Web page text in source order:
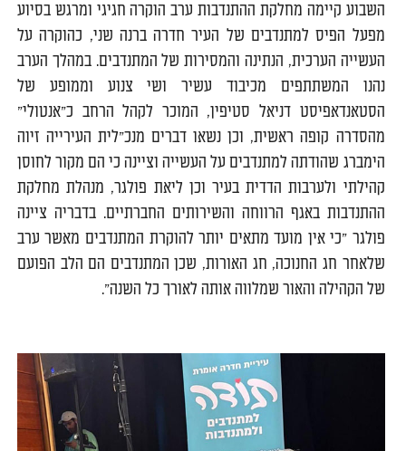
השבוע קיימה מחלקת ההתנדבות ערב הוקרה חגיגי ומרגש בסיוע
מפעל הפיס למתנדבים של העיר חדרה ברנה שני, כהוקרה על
העשייה הערכית, הנתינה והמסירות של המתנדבים. במהלך הערב
נהנו המשתתפים מכיבוד עשיר ושי צנוע וממופע של
הסטאנדאפיסט דניאל סטיפין, המוכר לקהל הרחב כ״אנטולי״
מהסדרה קופה ראשית, וכן נשאו דברים מנכ"לית העירייה זיוה
הימברג שהודתה למתנדבים על העשייה וציינה כי הם מקור לחוסן
קהילתי ולערבות הדדית בעיר וכן ליאת פולגר, מנהלת מחלקת
ההתנדבות באגף הרווחה והשירותים החברתיים. בדבריה ציינה
פולגר "כי אין מועד מתאים יותר להוקרת המתנדבים מאשר ערב
שלאחר חג החנוכה, חג האורות, שכן המתנדבים הם הלב הפועם
של הקהילה והאור שמלווה אותה לאורך כל השנה".